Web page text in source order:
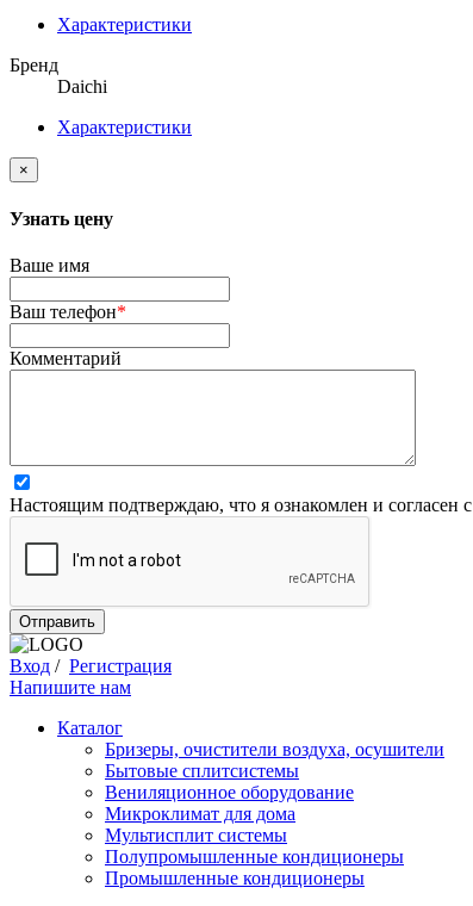
Характеристики
Бренд
Daichi
Характеристики
×
Узнать цену
Ваше имя
Ваш телефон*
Комментарий
Настоящим подтверждаю, что я ознакомлен и согласен с
Отправить
Вход / Регистрация
Напишите нам
Каталог
Бризеры, очистители воздуха, осушители
Бытовые сплитсистемы
Вениляционное оборудование
Микроклимат для дома
Мультисплит системы
Полупромышленные кондиционеры
Промышленные кондиционеры